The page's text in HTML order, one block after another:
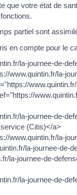
que votre état de
partiel sont
en compte pour le
la-journee-de-
www.quintin.fr/la-
la-journee-de-
(Citis)</a>
www.quintin.fr/la-
la-journee-de-
la-journee-de-
la-journee-de-